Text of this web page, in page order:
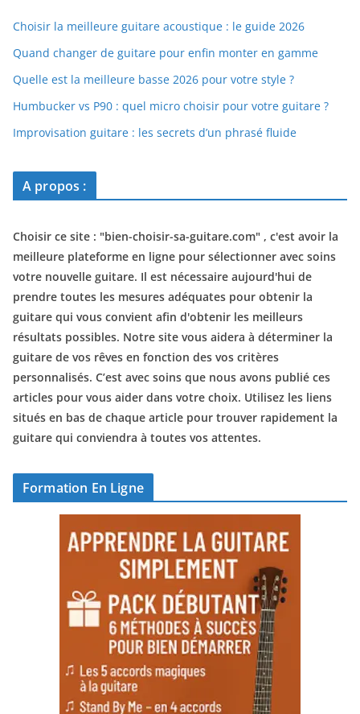
Choisir la meilleure guitare acoustique : le guide 2026
Quand changer de guitare pour enfin monter en gamme
Quelle est la meilleure basse 2026 pour votre style ?
Humbucker vs P90 : quel micro choisir pour votre guitare ?
Improvisation guitare : les secrets d’un phrasé fluide
A propos :
Choisir ce site : "bien-choisir-sa-guitare.com" , c'est avoir la
meilleure plateforme en ligne pour sélectionner avec soins
votre nouvelle guitare. Il est nécessaire aujourd'hui de
prendre toutes les mesures adéquates pour obtenir la
guitare qui vous convient afin d'obtenir les meilleurs
résultats possibles. Notre site vous aidera à déterminer la
guitare de vos rêves en fonction des vos critères
personnalisés. C’est avec soins que nous avons publié ces
articles pour vous aider dans votre choix. Utilisez les liens
situés en bas de chaque article pour trouver rapidement la
guitare qui conviendra à toutes vos attentes.
Formation En Ligne